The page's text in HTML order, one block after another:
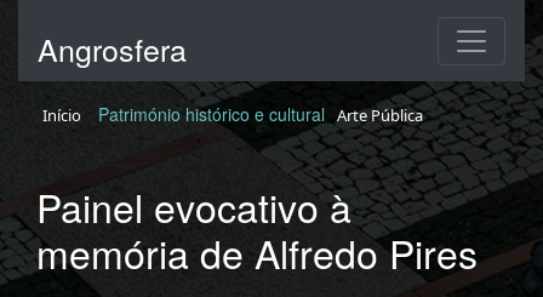
Angrosfera
Início Património histórico e cultural Arte Pública
Painel evocativo à
memória de Alfredo Pires